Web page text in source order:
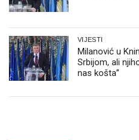
VIJESTI
Milanović u
Srbijom, ali
nas košta”